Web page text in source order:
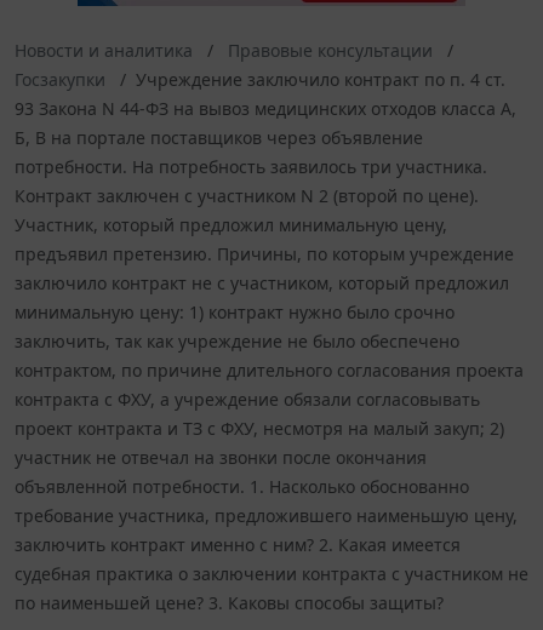
Новости и аналитика
Правовые консультации
Госзакупки
Учреждение заключило контракт по п. 4 ст.
93 Закона N 44-ФЗ на вывоз медицинских отходов класса А,
Б, В на портале поставщиков через объявление
потребности. На потребность заявилось три участника.
Контракт заключен с участником N 2 (второй по цене).
Участник, который предложил минимальную цену,
предъявил претензию. Причины, по которым учреждение
заключило контракт не с участником, который предложил
минимальную цену: 1) контракт нужно было срочно
заключить, так как учреждение не было обеспечено
контрактом, по причине длительного согласования проекта
контракта с ФХУ, а учреждение обязали согласовывать
проект контракта и ТЗ с ФХУ, несмотря на малый закуп; 2)
участник не отвечал на звонки после окончания
объявленной потребности. 1. Насколько обоснованно
требование участника, предложившего наименьшую цену,
заключить контракт именно с ним? 2. Какая имеется
судебная практика о заключении контракта с участником не
по наименьшей цене? 3. Каковы способы защиты?